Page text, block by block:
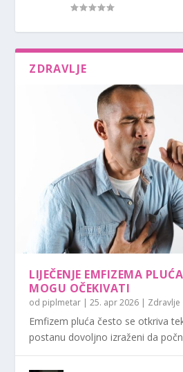
ZDRAVLJE
LIJEČENJE EMFIZEMA
MOGU OČEKIVATI
od piplmetar |25. apr 2026 | Zdravlje
Emfizem pluća često se otkriva
postanu dovoljno izraženi da